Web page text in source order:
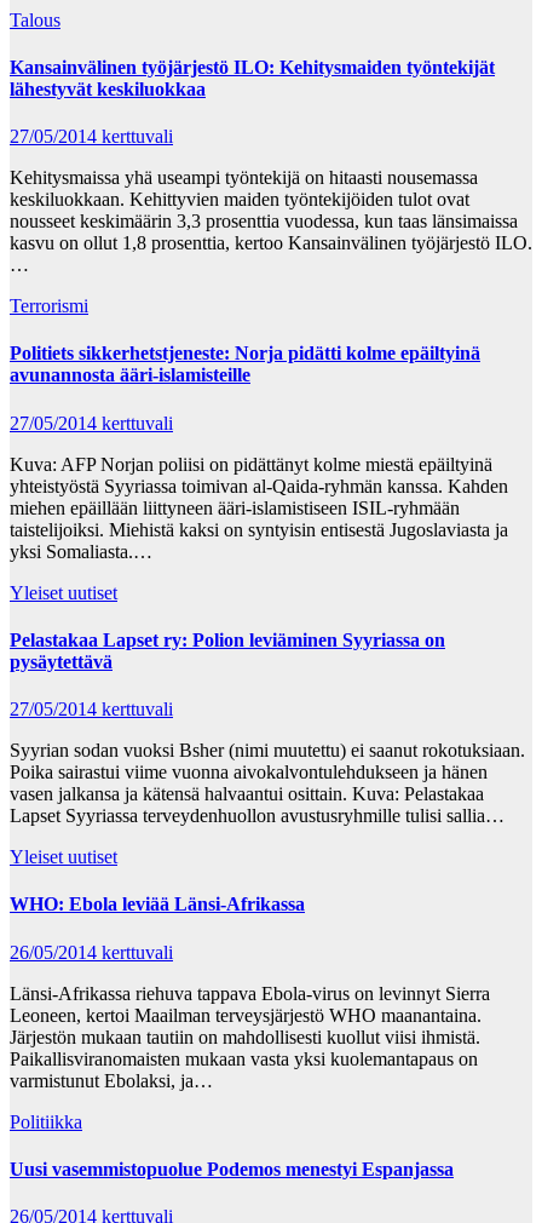
Talous
Kansainvälinen työjärjestö ILO: Kehitysmaiden työntekijät
lähestyvät keskiluokkaa
27/05/2014 kerttuvali
Kehitysmaissa yhä useampi työntekijä on hitaasti nousemassa
keskiluokkaan. Kehittyvien maiden työntekijöiden tulot ovat
nousseet keskimäärin 3,3 prosenttia vuodessa, kun taas länsimaissa
kasvu on ollut 1,8 prosenttia, kertoo Kansainvälinen työjärjestö ILO.
…
Terrorismi
Politiets sikkerhetstjeneste: Norja pidätti kolme epäiltyinä
avunannosta ääri-islamisteille
27/05/2014 kerttuvali
Kuva: AFP Norjan poliisi on pidättänyt kolme miestä epäiltyinä
yhteistyöstä Syyriassa toimivan al-Qaida-ryhmän kanssa. Kahden
miehen epäillään liittyneen ääri-islamistiseen ISIL-ryhmään
taistelijoiksi. Miehistä kaksi on syntyisin entisestä Jugoslaviasta ja
yksi Somaliasta.…
Yleiset uutiset
Pelastakaa Lapset ry: Polion leviäminen Syyriassa on
pysäytettävä
27/05/2014 kerttuvali
Syyrian sodan vuoksi Bsher (nimi muutettu) ei saanut rokotuksiaan.
Poika sairastui viime vuonna aivokalvontulehdukseen ja hänen
vasen jalkansa ja kätensä halvaantui osittain. Kuva: Pelastakaa
Lapset Syyriassa terveydenhuollon avustusryhmille tulisi sallia…
Yleiset uutiset
WHO: Ebola leviää Länsi-Afrikassa
26/05/2014 kerttuvali
Länsi-Afrikassa riehuva tappava Ebola-virus on levinnyt Sierra
Leoneen, kertoi Maailman terveysjärjestö WHO maanantaina.
Järjestön mukaan tautiin on mahdollisesti kuollut viisi ihmistä.
Paikallisviranomaisten mukaan vasta yksi kuolemantapaus on
varmistunut Ebolaksi, ja…
Politiikka
Uusi vasemmistopuolue Podemos menestyi Espanjassa
26/05/2014 kerttuvali